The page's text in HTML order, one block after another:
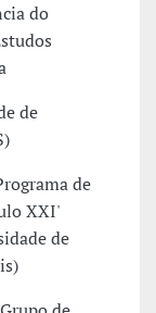
do
de
de
XXI'
de